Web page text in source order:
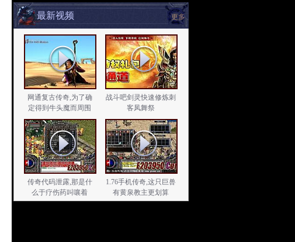
更多
最新视频
网通复古传奇,为了确
定得到牛头魔而周围
战斗吧剑灵快速修炼刺
客凤舞祭
传奇代码泄露,那是什
么于疗伤药叫嚷着
1.76手机传奇,这只巨兽
有黄泉教主更划算